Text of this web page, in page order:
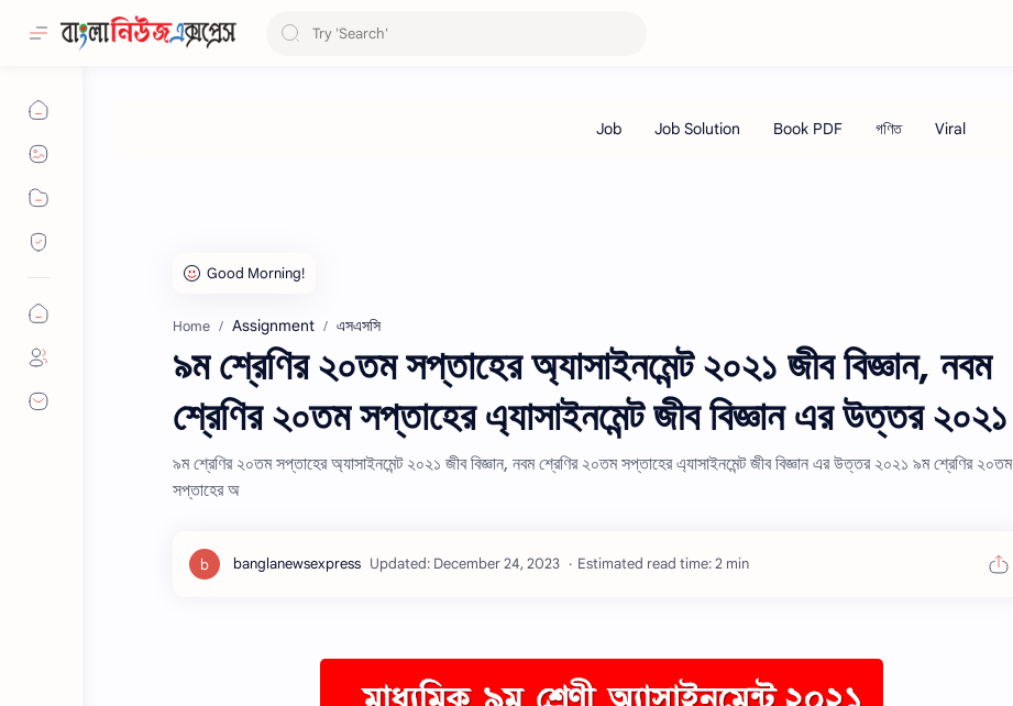
Home Assignment এসএসসি
৯ম শ্রেণির ২০তম সপ্তাহের অ্যাসাইনমেন্ট ২০২১ জীব বিজ্ঞান, নবম
শ্রেণির ২০তম সপ্তাহের এ্যাসাইনমেন্ট জীব বিজ্ঞান এর উত্তর ২০২১
৯ম শ্রেণির ২০তম সপ্তাহের অ্যাসাইনমেন্ট ২০২১ জীব বিজ্ঞান, নবম শ্রেণির ২০তম সপ্তাহের এ্যাসাইনমেন্ট জীব বিজ্ঞান এর উত্তর ২০২১ ৯ম শ্রেণির ২০তম
সপ্তাহের অ
Estimated read time: 2 min